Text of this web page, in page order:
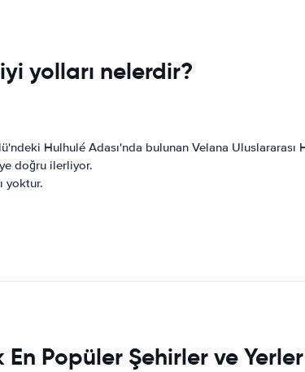
yolları nelerdir?
Hulhulé Adası'nda bulunan Velana Uluslararası
doğru ilerliyor.
yoktur.
Popüler Şehirler ve Yerler